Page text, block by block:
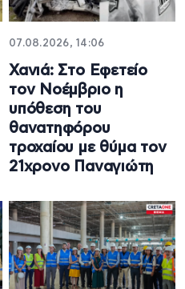
07.08.2026, 14:06
Χανιά: Στο Εφετείο
τον Νοέμβριο η
υπόθεση του
θανατηφόρου
τροχαίου με θύμα τον
21χρονο Παναγιώτη